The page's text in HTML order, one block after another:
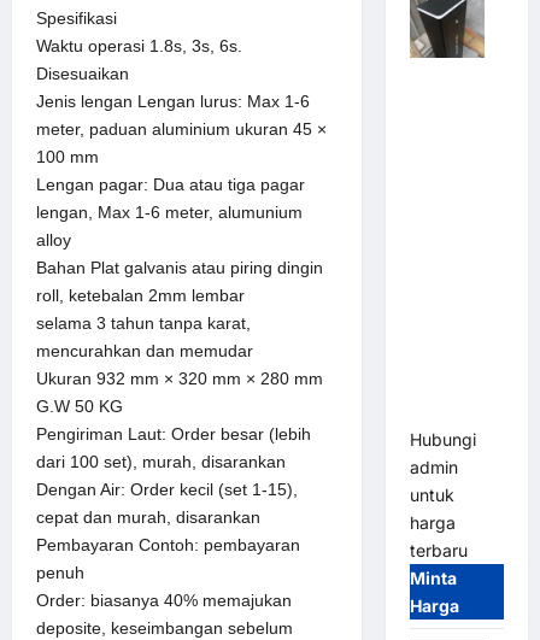
Spesifikasi
Waktu operasi 1.8s, 3s, 6s.
Disesuaikan
Jenis lengan Lengan lurus: Max 1-6
meter, paduan aluminium ukuran 45 ×
100 mm
Lengan pagar: Dua atau tiga pagar
lengan, Max 1-6 meter, alumunium
alloy
Bahan Plat galvanis atau piring dingin
roll, ketebalan 2mm lembar
selama 3 tahun tanpa karat,
mencurahkan dan memudar
Ukuran 932 mm × 320 mm × 280 mm
G.W 50 KG
Pengiriman Laut: Order besar (lebih
dari 100 set), murah, disarankan
Dengan Air: Order kecil (set 1-15),
cepat dan murah, disarankan
Pembayaran Contoh: pembayaran
penuh
Order: biasanya 40% memajukan
deposite, keseimbangan sebelum
Hubungi
admin
untuk
harga
terbaru
Minta
Harga